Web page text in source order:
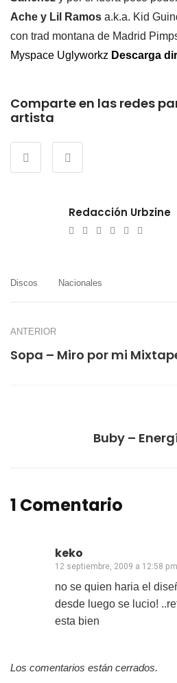
Ache y Lil Ramos a.k.a. Kid
con trad montana de Madrid
Myspace Uglyworkz Descarga
Comparte en las redes
artista
Redacción Urbzine
WebsiteTwitterFacebook
Youtube
Discos Nacionales
ANTERIOR
Sopa – Miro por mi
Buby –
1 Comentario
keko
12 septiembre, 2009 a 12:58 pm
no se quien haria el
desde luego se lucio!
esta bien
Los comentarios están cerrados.